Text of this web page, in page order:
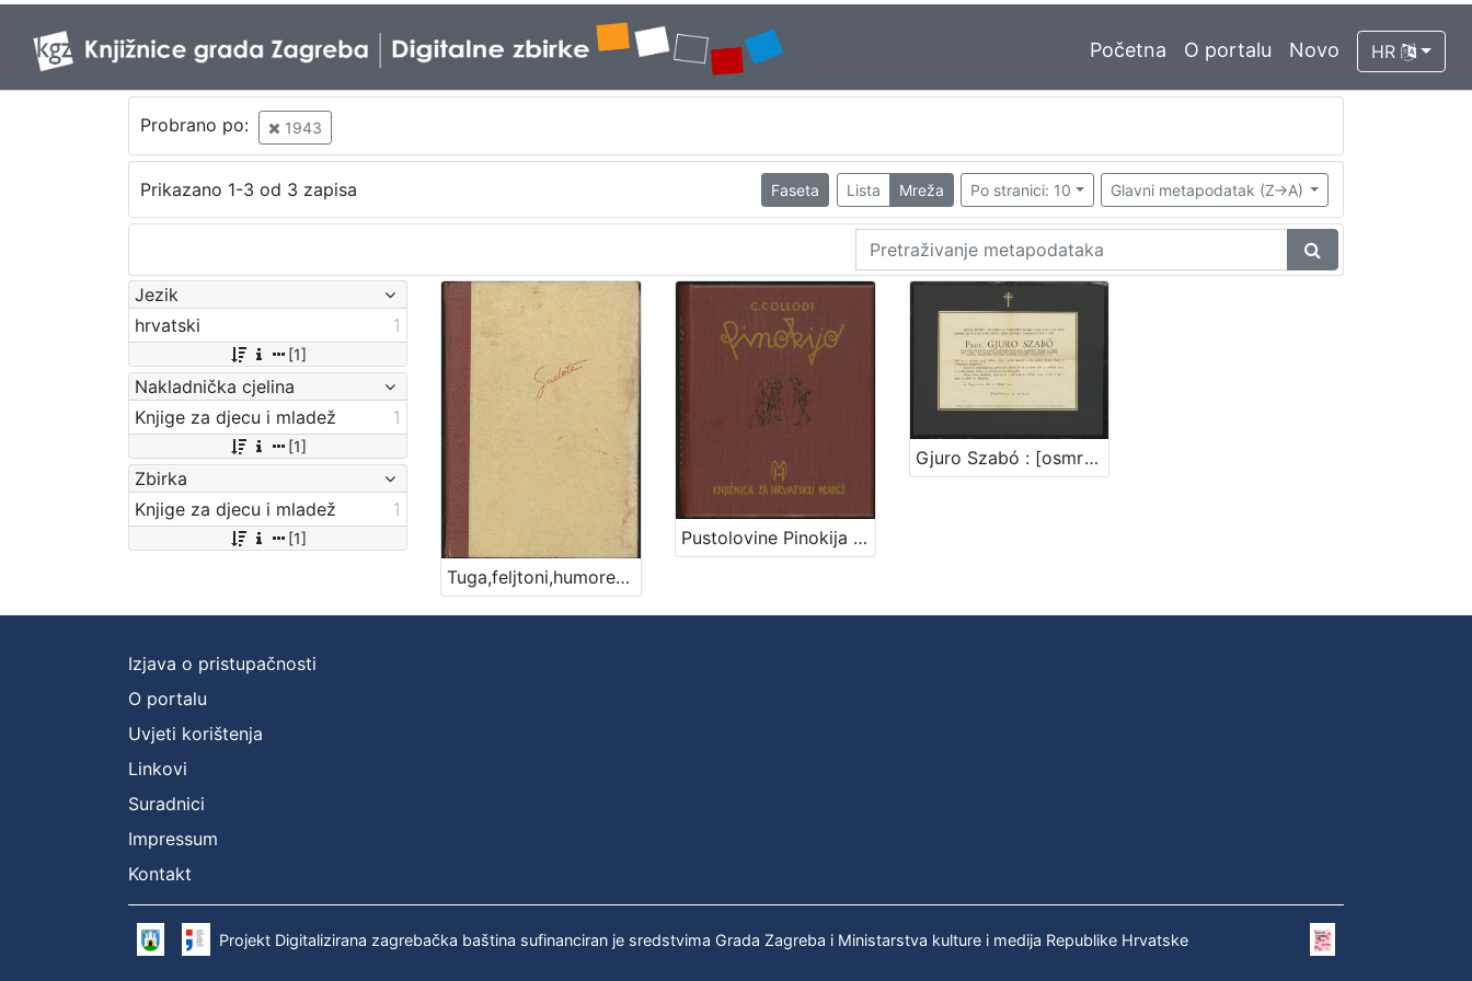
Početna O portalu Novo HR
Probrano po: 1943
Prikazano 1-3 od 3 zapisa Faseta Lista Mreža Po stranici: 10 Glavni metapodatak (Z->A)
Jezik
hrvatski
1
[1]
Nakladnička cjelina
Knjige za djecu i mladež
1
[1]
Zbirka
Knjige za djecu i mladež
1
[1]
Tuga,feljtoni,humoreske,intimni Sudeta
Pustolovine Pinokija : pripoviest o jednome lutku / C. Collodi ; [s talijanskog preveo Vjekoslav Kaleb]
Gjuro Szabó : [osmrtnica]
Izjava o pristupačnosti
O portalu
Uvjeti korištenja
Linkovi
Suradnici
Impressum
Kontakt
Projekt Digitalizirana zagrebačka baština sufinanciran je sredstvima Grada Zagreba i Ministarstva kulture i medija Republike Hrvatske